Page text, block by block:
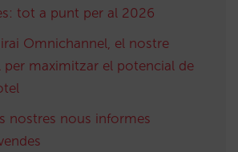
tot a punt per al 2026
Omnichannel, el nostre
per maximitzar el potencial de
nostres nous informes